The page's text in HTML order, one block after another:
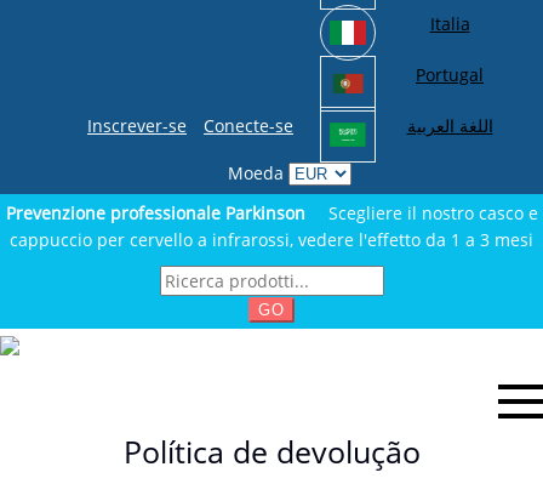
Inscrever-se Conecte-se
Italia
Portugal
اللغة العربية
Moeda
Prevenzione professionale Parkinson
Scegliere il nostro casco e
cappuccio per cervello a infrarossi, vedere l'effetto da 1 a 3 mesi
GO
Política de devolução